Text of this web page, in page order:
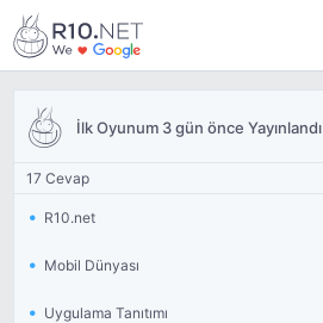
İlk Oyunum 3 gün önce Yayınlandı
17 Cevap
R10.net
Mobil Dünyası
Uygulama Tanıtımı